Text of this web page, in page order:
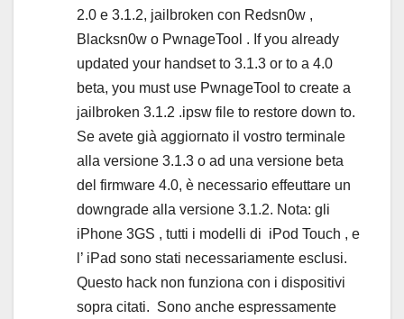
2.0 e 3.1.2, jailbroken con Redsn0w ,
Blacksn0w o PwnageTool . If you already
updated your handset to 3.1.3 or to a 4.0
beta, you must use PwnageTool to create a
jailbroken 3.1.2 .ipsw file to restore down to.
Se avete già aggiornato il vostro terminale
alla versione 3.1.3 o ad una versione beta
del firmware 4.0, è necessario effeuttare un
downgrade alla versione 3.1.2. Nota: gli
iPhone 3GS , tutti i modelli di iPod Touch , e
l’ iPad sono stati necessariamente esclusi.
Questo hack non funziona con i dispositivi
sopra citati. Sono anche espressamente